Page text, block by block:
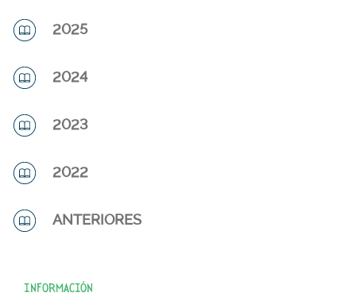
2025
2024
2023
2022
ANTERIORES
INFORMACIÓN